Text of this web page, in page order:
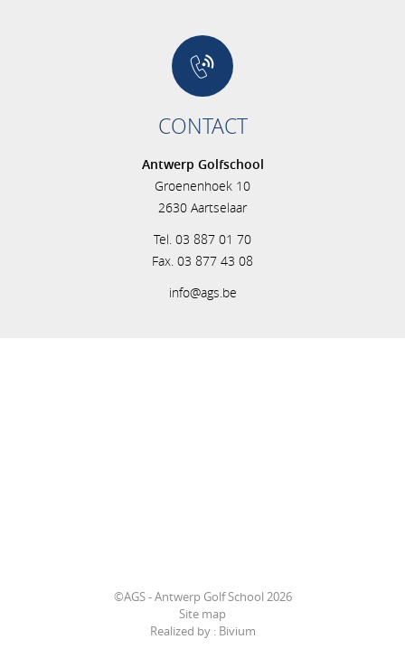
CONTACT
Antwerp Golfschool
Groenenhoek 10
2630 Aartselaar
Tel. 03 887 01 70
Fax. 03 877 43 08
info@ags.be
©AGS - Antwerp Golf School 2026
Site map
Realized by : Bivium